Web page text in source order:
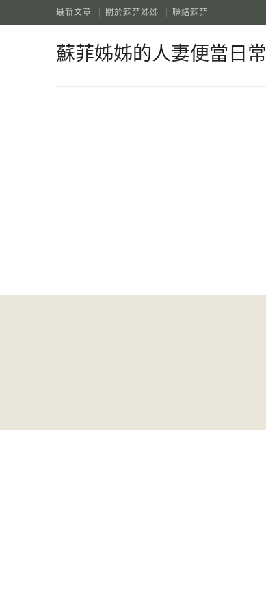
最新文章 關於蘇菲姊姊 聯絡蘇菲
蘇菲姊姊的人妻便當日常
蘇菲姊姊的人妻便當日常